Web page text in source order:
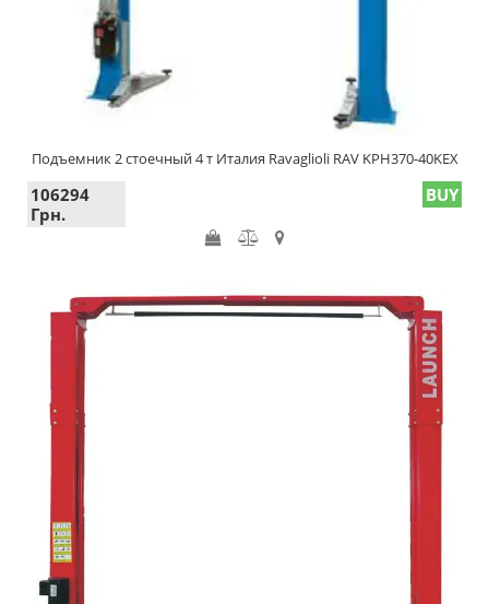
Подъемник 2 стоечный 4 т Италия Ravaglioli RAV KPH370-40KEX
106294
Грн.
BUY